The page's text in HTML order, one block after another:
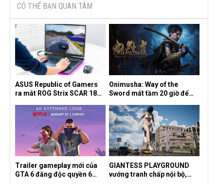
CÓ THỂ BẠN QUAN TÂM
ASUS Republic of Gamers
ra mắt ROG Strix SCAR 18
Onimusha: Way of the
Sword mất tầm 20 giờ để
dành cho newbie và lão làng
Trailer gameplay mới của
GTA 6 đăng độc quyền 6
GIANTESS PLAYGROUND
vướng tranh chấp nội bộ,